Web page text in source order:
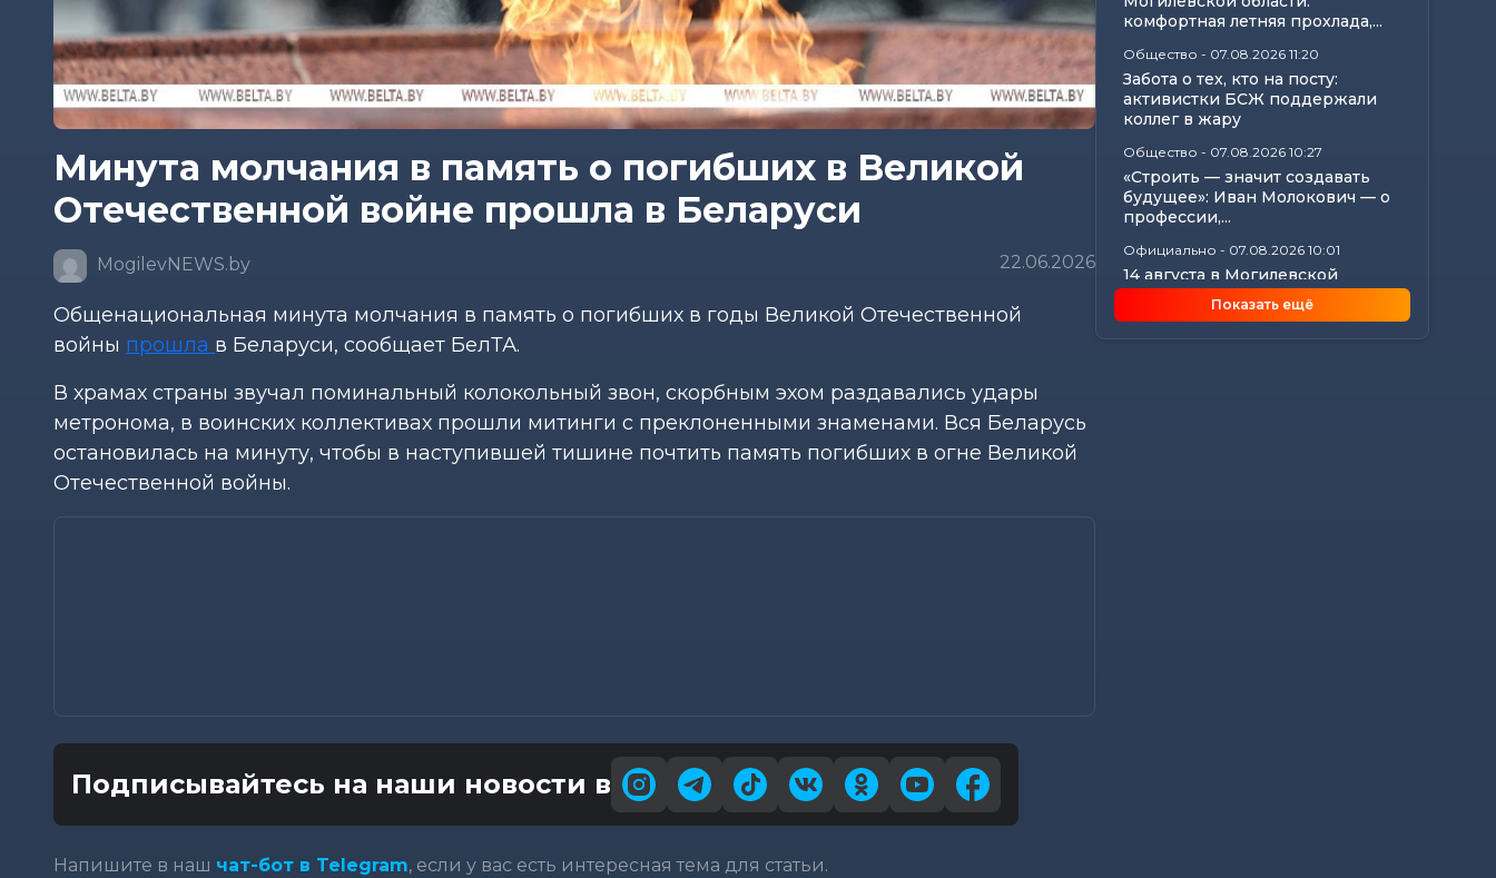
Минута молчания в память о погибших в Великой
Отечественной войне прошла в Беларуси
MogilevNEWS.by 22.06.2026
Общенациональная минута молчания в память о погибших в годы Великой Отечественной
войны прошла в Беларуси, сообщает БелТА.
В храмах страны звучал поминальный колокольный звон, скорбным эхом раздавались удары
метронома, в воинских коллективах прошли митинги с преклоненными знаменами. Вся Беларусь
остановилась на минуту, чтобы в наступившей тишине почтить память погибших в огне Великой
Отечественной войны.
Подписывайтесь на наши новости в
Напишите в наш чат-бот в Telegram, если у вас есть интересная тема для статьи.
комфортная летняя прохлада,...
Общество - 07.08.2026 11:20
Забота о тех, кто на посту:
активистки БСЖ поддержали
коллег в жару
Общество - 07.08.2026 10:27
«Строить — значит создавать
будущее»: Иван Молокович — о
профессии,...
Официально - 07.08.2026 10:01
14 августа в Могилевской
области пройдет прямая линия
по вопросам...
Показать ещё